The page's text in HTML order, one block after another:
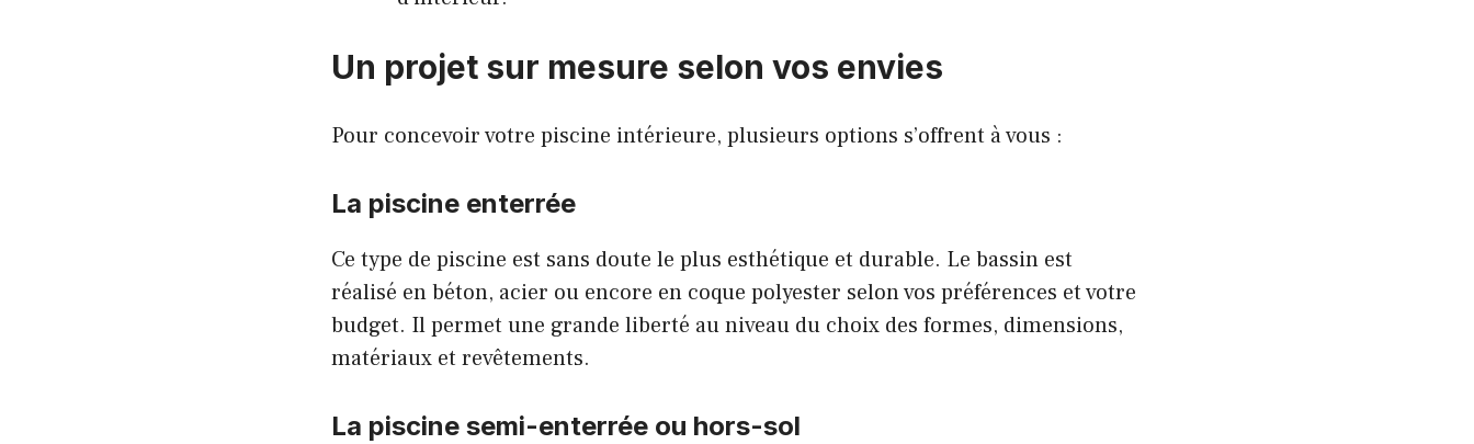
Un projet sur mesure selon vos envies
Pour concevoir votre piscine intérieure, plusieurs options s’offrent à vous :
La piscine enterrée
Ce type de piscine est sans doute le plus esthétique et durable. Le bassin est
réalisé en béton, acier ou encore en coque polyester selon vos préférences et votre
budget. Il permet une grande liberté au niveau du choix des formes, dimensions,
matériaux et revêtements.
La piscine semi-enterrée ou hors-sol